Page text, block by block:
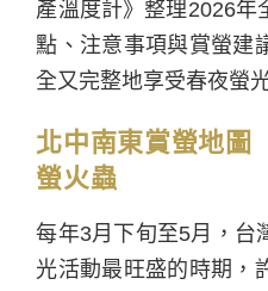
產溫度計》整理2026年
點、注意事項與賞螢建
全又完整地享受春夜螢
北中南東賞螢地
螢火蟲
每年3月下旬至5月，台
光活動最旺盛的時期，